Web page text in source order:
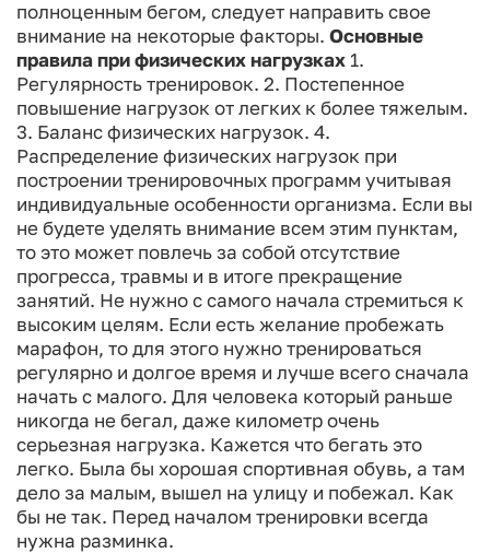
полноценным бегом, следует направить свое
внимание на некоторые факторы. Основные
правила при физических нагрузках 1.
Регулярность тренировок. 2. Постепенное
повышение нагрузок от легких к более тяжелым.
3. Баланс физических нагрузок. 4.
Распределение физических нагрузок при
построении тренировочных программ учитывая
индивидуальные особенности организма. Если вы
не будете уделять внимание всем этим пунктам,
то это может повлечь за собой отсутствие
прогресса, травмы и в итоге прекращение
занятий. Не нужно с самого начала стремиться к
высоким целям. Если есть желание пробежать
марафон, то для этого нужно тренироваться
регулярно и долгое время и лучше всего сначала
начать с малого. Для человека который раньше
никогда не бегал, даже километр очень
серьезная нагрузка. Кажется что бегать это
легко. Была бы хорошая спортивная обувь, а там
дело за малым, вышел на улицу и побежал. Как
бы не так. Перед началом тренировки всегда
нужна разминка.